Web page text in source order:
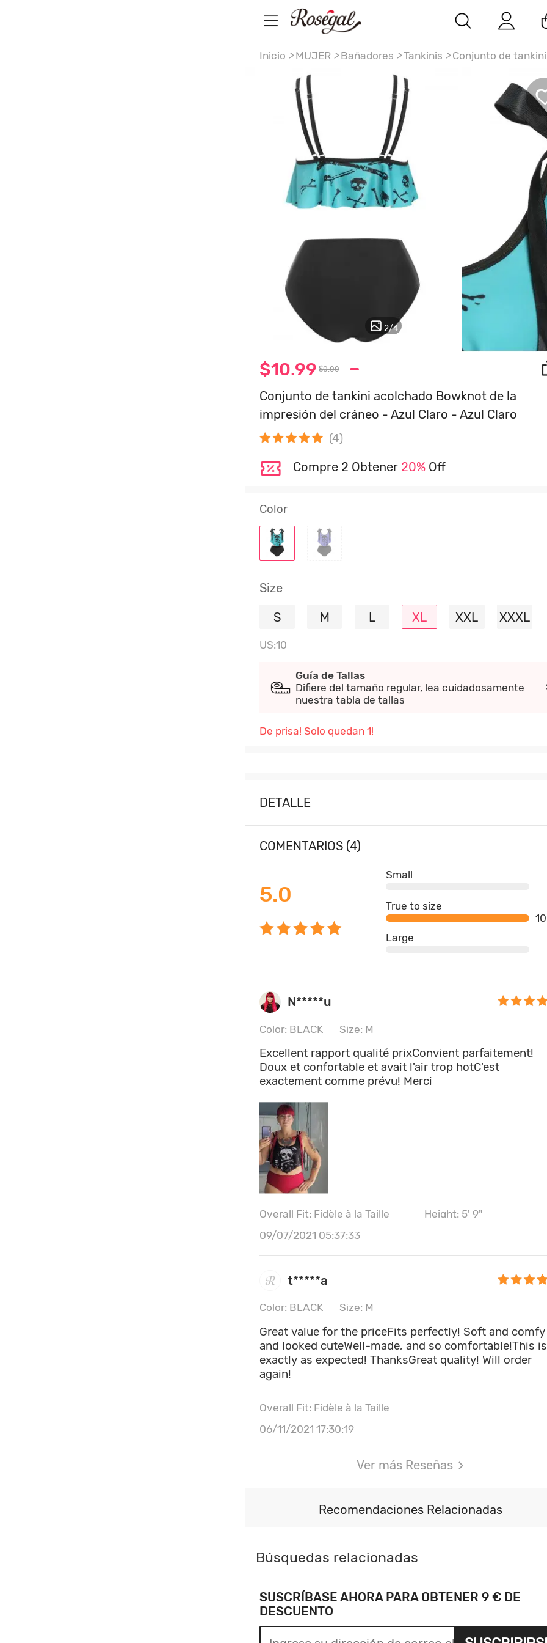
Inicio > MUJER > Bañadores > Tankinis >Conjunto de tankini
acolchado Bowknot de la impresión del cráneo
2/4
$10.99 $0.00
Conjunto de tankini acolchado Bowknot de la
impresión del cráneo - Azul Claro - Azul Claro
(4)
Compre 2 Obtener 20%Off
Color
Size
S M L XL XXL XXXL
US:10
Guía de Tallas
Difiere del tamaño regular, lea cuidadosamente
nuestra tabla de tallas
De prisa! Solo quedan 1!
DETALLE
COMENTARIOS (4)
5.0
Small
True to size
Large
N*****u
Color: BLACK Size: M
Excellent rapport qualité prixConvient parfaitement!
Doux et confortable et avait l'air trop hotC'est
exactement comme prévu! Merci
Overall Fit: Fidèle à la Taille
Height: 5' 9"
Cintura: 82CM \ 32.3"
09/07/2021 05:37:33
t*****a
Color: BLACK Size: M
Great value for the priceFits perfectly! Soft and comfy
and looked cuteWell-made, and so comfortable!This is
exactly as expected! ThanksGreat quality! Will order
again!
Overall Fit: Fidèle à la Taille
06/11/2021 17:30:19
Ver más Reseñas
Recomendaciones Relacionadas
Búsquedas relacionadas
SUSCRÍBASE AHORA PARA OBTENER 9 € DE
DESCUENTO